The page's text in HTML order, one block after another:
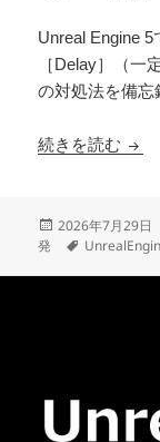
Unreal Engine
［Delay］（一
の対処法を備忘
続きを読む UE
投
稿
2026年7月29日
発
タ